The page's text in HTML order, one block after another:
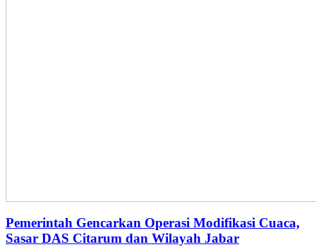
Pemerintah Gencarkan Operasi Modifikasi Cuaca,
Sasar DAS Citarum dan Wilayah Jabar